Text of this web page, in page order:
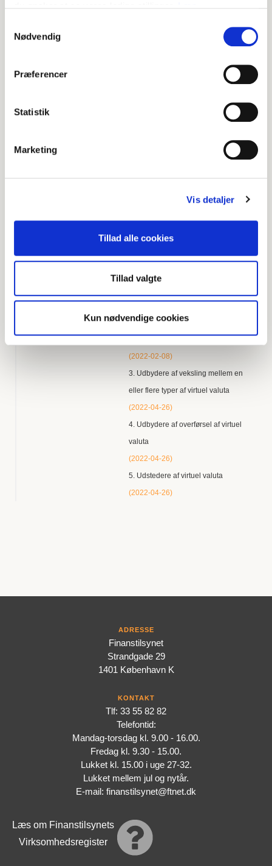
Nødvendig
Præferencer
Statistik
Marketing
Vis detaljer
Tillad alle cookies
Tillad valgte
Kun nødvendige cookies
rtsætte sine aktiviteter, indtil virkso
mhedens ansøgningssag i henhol
SE VIRKSOMHEDSTYPER SE VIRKSOMHEDSOMRÅDER
ger mod hvidvask af udbytte og fin
ansiering af terrorisme § 48, stk. 2
Finanstilsynet
(2022-02-08)
2. Udbydere af virtuelle tegnebøge
r
(2022-02-08)
3. Udbydere af veksling mellem en
eller flere typer af virtuel valuta
(2022-04-26)
4. Udbydere af overførsel af virtuel
valuta
(2022-04-26)
5. Udstedere af virtuel valuta
(2022-04-26)
ADRESSE
Finanstilsynet
Strandgade 29
1401 København K
KONTAKT
Tlf: 33 55 82 82
Telefontid:
Mandag-torsdag kl. 9.00 - 16.00.
Fredag kl. 9.30 - 15.00.
Lukket kl. 15.00 i uge 27-32.
Lukket mellem jul og nytår.
E-mail: finanstilsynet@ftnet.dk
Læs om Finanstilsynets
Virksomhedsregister